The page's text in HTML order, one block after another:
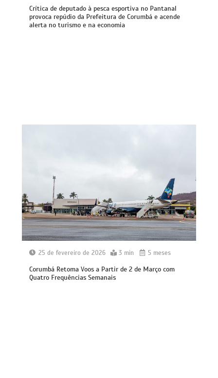
Crítica de deputado à pesca esportiva no Pantanal
provoca repúdio da Prefeitura de Corumbá e acende
alerta no turismo e na economia
25 de fevereiro de 2026 3 min 5 meses
Corumbá Retoma Voos a Partir de 2 de Março com
Quatro Frequências Semanais